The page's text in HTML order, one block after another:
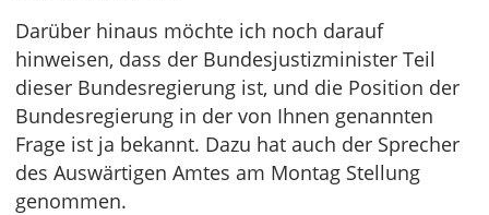
Darüber hinaus möchte ich noch darauf
hinweisen, dass der Bundesjustizminister Teil
dieser Bundesregierung ist, und die Position der
Bundesregierung in der von Ihnen genannten
Frage ist ja bekannt. Dazu hat auch der Sprecher
des Auswärtigen Amtes am Montag Stellung
genommen.